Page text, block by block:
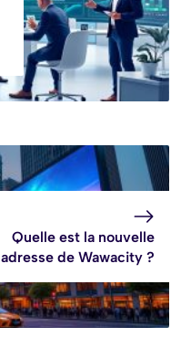
Quelle est la nouvelle
adresse de Wawacity ?